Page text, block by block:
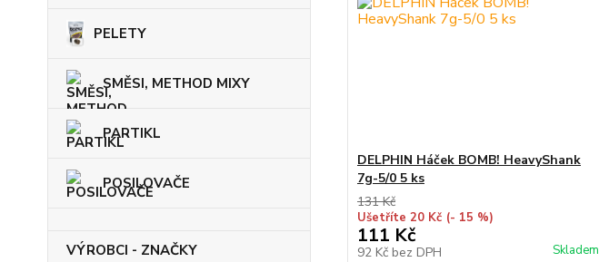
PELETY
SMĚSI, METHOD MIXY
PARTIKL
POSILOVAČE
VÝROBCI - ZNAČKY
DELPHIN Háček BOMB! HeavyShank
7g-5/0 5 ks
131 Kč
Ušetříte 20 Kč (- 15 %)
111 Kč
92 Kč bez DPH Skladem